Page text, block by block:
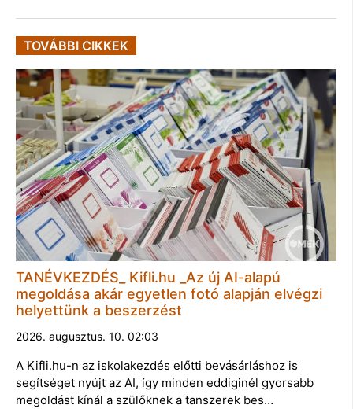
TOVÁBBI CIKKEK
TANÉVKEZDÉS_ Kifli.hu _Az új AI-alapú
megoldása akár egyetlen fotó alapján elvégzi
helyettünk a beszerzést
2026. augusztus. 10. 02:03
A Kifli.hu-n az iskolakezdés előtti bevásárláshoz is
segítséget nyújt az AI, így minden eddiginél gyorsabb
megoldást kínál a szülőknek a tanszerek bes…